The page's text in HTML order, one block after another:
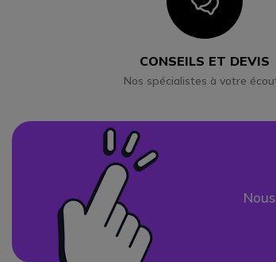
CONSEILS ET DEVIS
Nos spécialistes à votre